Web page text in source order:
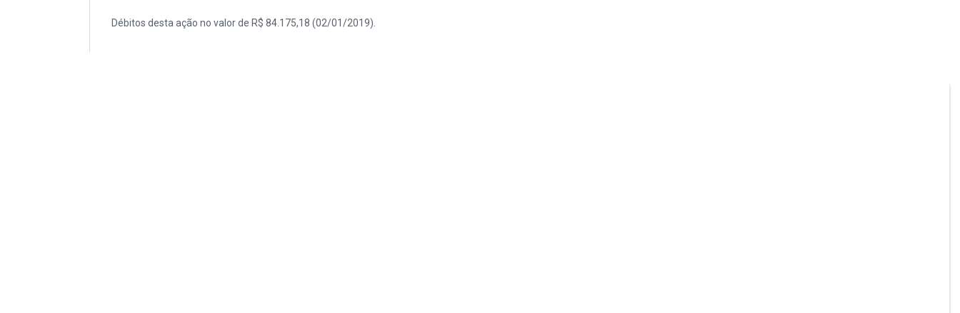
Débitos desta ação no valor de R$ 84.175,18 (02/01/2019).